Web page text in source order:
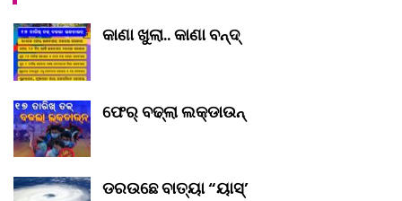
କାଣା ଖୁଲା.. କାଣା ବନ୍ଦ୍‌
ଫେର୍ ବଢ୍‌ଲା ଲକ୍‌ଡାଉନ୍‌
ଡରଉଛେ ବାତ୍ୟା “ୟାସ୍‌’